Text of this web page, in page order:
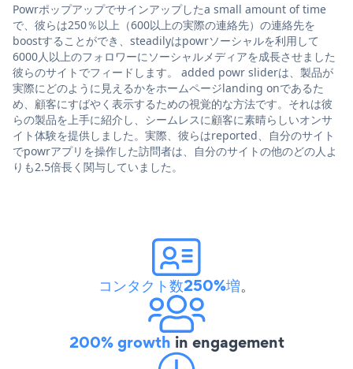
Powrポップアップでサインアップしたa small amount of time
で、彼らは250％以上（600以上の実際の連絡先）の連絡先を
boostすることができ、steadilyはpowrソーシャルを利用して
6000人以上のフォロワーにソーシャルメディアを成長させました
彼らのサイトでフィードします。 added powr sliderは、製品が
実際にどのように見えるかをホームページlanding onであるた
め、顧客にすばやく表示するための視覚的な方法です。それは彼
らの製品を上手に紹介し、シームレスに顧客に素晴らしいオンサ
イト体験を提供しました。実際、彼らはreported、自分のサイト
でpowrアプリを操作した訪問者は、自分のサイトの他のどの人よ
りも2.5倍長く関与していました。
コンタクト数250%増。
200% growth in engagement